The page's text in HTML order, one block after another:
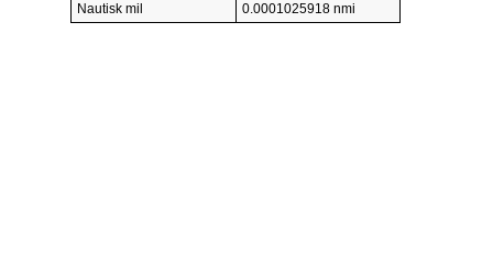
Nautisk mil
0.0001025918 nmi